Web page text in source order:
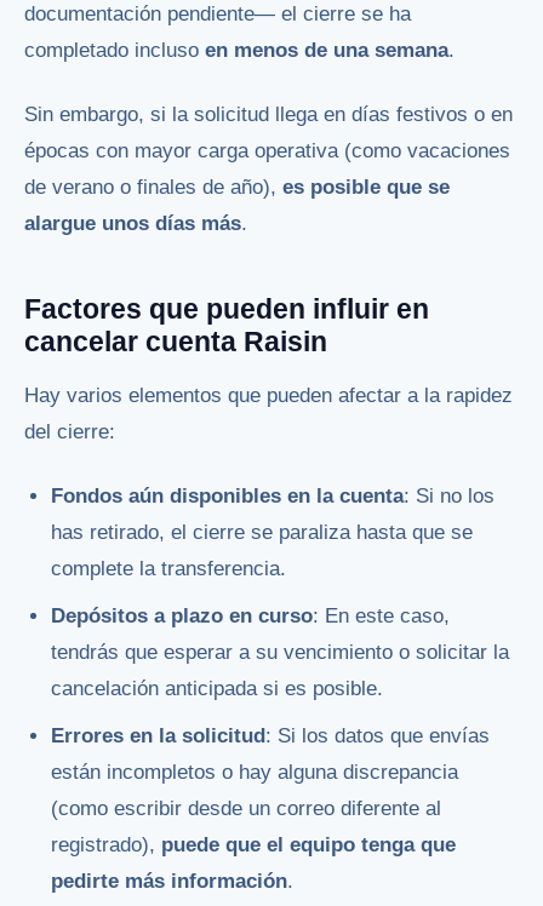
documentación pendiente— el cierre se ha
completado incluso en menos de una semana.
Sin embargo, si la solicitud llega en días festivos o en
épocas con mayor carga operativa (como vacaciones
de verano o finales de año), es posible que se
alargue unos días más.
Factores que pueden influir en
cancelar cuenta Raisin
Hay varios elementos que pueden afectar a la rapidez
del cierre:
Fondos aún disponibles en la cuenta: Si no los
has retirado, el cierre se paraliza hasta que se
complete la transferencia.
Depósitos a plazo en curso: En este caso,
tendrás que esperar a su vencimiento o solicitar la
cancelación anticipada si es posible.
Errores en la solicitud : Si los datos que envías
están incompletos o hay alguna discrepancia
(como escribir desde un correo diferente al
registrado), puede que el equipo tenga que
pedirte más información.